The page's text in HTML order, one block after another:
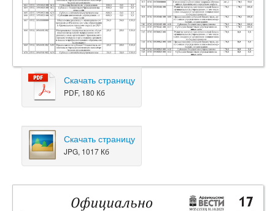
Скачать страницу
PDF, 180 Кб
Скачать страницу
JPG, 1017 Кб